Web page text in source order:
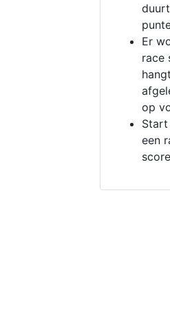
Er
race
op
Start
een